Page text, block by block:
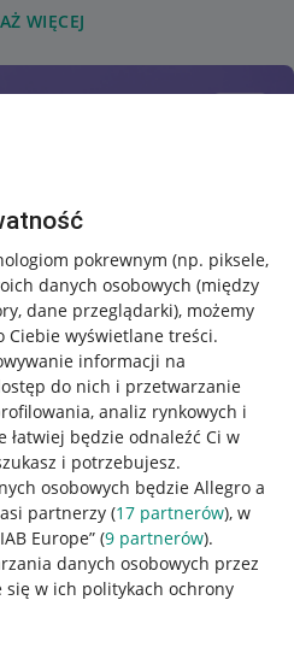
pokrewnym (np. piksele,
danych osobowych (między
dane przeglądarki), możemy
Ciebie wyświetlane treści.
informacji na
do nich i przetwarzanie
analiz rynkowych i
łatwiej będzie odnaleźć Ci w
i potrzebujesz.
osobowych będzie Allegro a
partnerzy (17 partnerów), w
Europe” (9 partnerów).
danych osobowych przez
w ich politykach ochrony
WIĘCEJ